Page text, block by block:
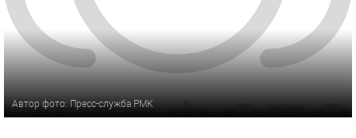
Автор фото: Пресс-служба РМК